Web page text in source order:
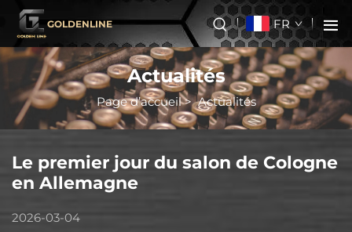
GOLDENLINE FR
Actualités
Page d’accueil>Actualités
Le premier jour du salon de Cologne
en Allemagne
2026-03-04